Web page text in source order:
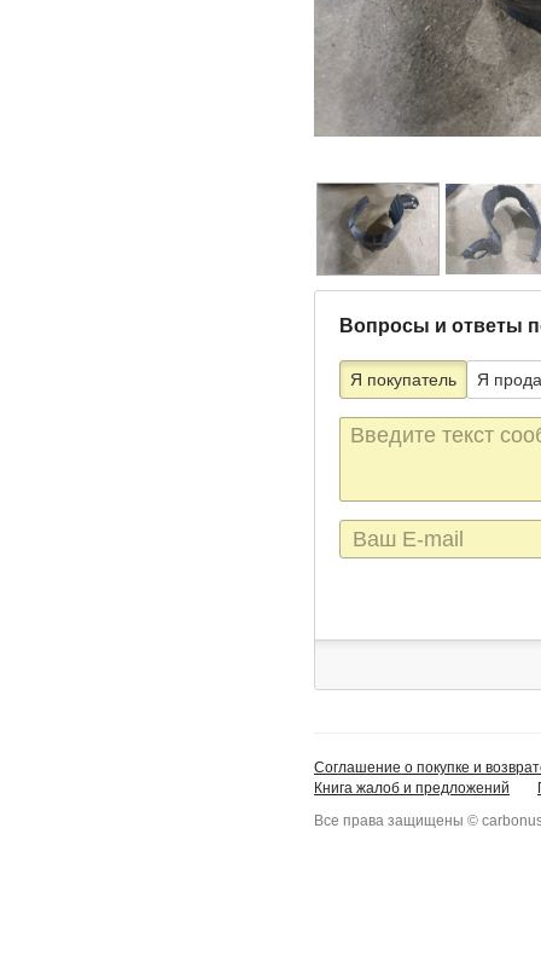
Вопросы и ответы
Я покупатель Я
Текст
сообщения
E-
mail
Соглашение о покупке и
Книга жалоб и предложений
Все права защищены ©